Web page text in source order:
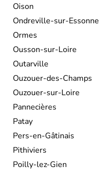
Oison
Ondreville-sur-Essonne
Ormes
Ousson-sur-Loire
Outarville
Ouzouer-des-Champs
Ouzouer-sur-Loire
Pannecières
Patay
Pers-en-Gâtinais
Pithiviers
Poilly-lez-Gien